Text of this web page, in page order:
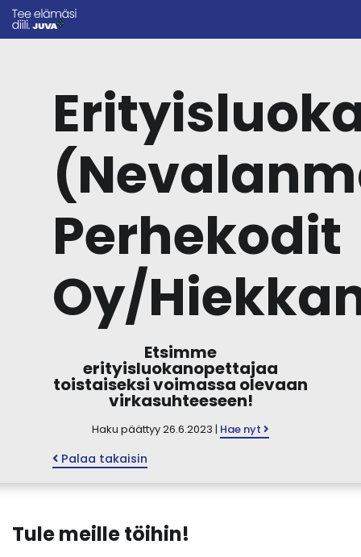
Perhekodit
Oy/
Etsimme
erityisluokanopettajaa
toistaiseksi voimassa olevaan
virkasuhteeseen!
Haku päättyy 26.6.2023 | Hae nyt
Palaa takaisin
Tule meille töihin!